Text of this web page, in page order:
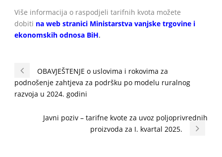
Više informacija o raspodjeli tarifnih kvota možete
dobiti na web stranici Ministarstva vanjske trgovine i
ekonomskih odnosa BiH.
OBAVJEŠTENJE o uslovima i rokovima za
podnošenje zahtjeva za podršku po modelu ruralnog
razvoja u 2024. godini
Javni poziv – tarifne kvote za uvoz poljoprivrednih
proizvoda za I. kvartal 2025.